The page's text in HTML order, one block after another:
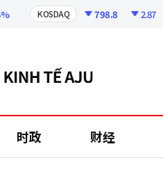
KOSDAQ 798.8 2.87 -
时政 财经